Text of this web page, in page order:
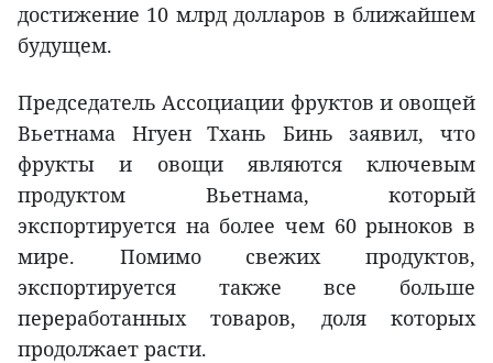
достижение 10 млрд долларов в ближайшем
будущем.
Председатель Ассоциации фруктов и овощей
Вьетнама Нгуен Тхань Бинь заявил, что
фрукты и овощи являются ключевым
продуктом Вьетнама, который
экспортируется на более чем 60 рыноков в
мире. Помимо свежих продуктов,
экспортируется также все больше
переработанных товаров, доля которых
продолжает расти.